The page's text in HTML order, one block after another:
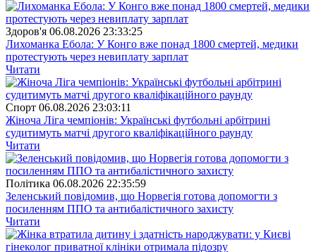
Здоров'я 06.08.2026 23:33:25
Лихоманка Ебола: У Конго вже понад 1800 смертей, медики
протестують через невиплату зарплат
Читати
Спорт 06.08.2026 23:03:11
Жіноча Ліга чемпіонів: Українські футбольні арбітрині
судитимуть матчі другого кваліфікаційного раунду
Читати
Полiтика 06.08.2026 22:35:59
Зеленський повідомив, що Норвегія готова допомогти з
посиленням ППО та антибалістичного захисту
Читати